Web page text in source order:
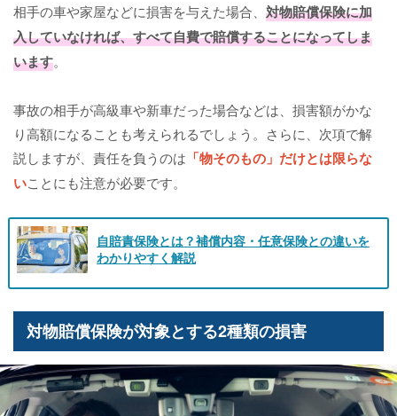
相手の車や家屋などに損害を与えた場合、 対物賠償保険に加
入していなければ、すべて自費で賠償することになってしま
います。
事故の相手が高級車や新車だった場合などは、損害額がかな
り高額になることも考えられるでしょう。さらに、次項で解
説しますが、責任を負うのは 「物そのもの」だけとは限らな
いことにも注意が必要です。
自賠責保険とは？補償内容・任意保険との違いを
わかりやすく解説
対物賠償保険が対象とする2種類の損害